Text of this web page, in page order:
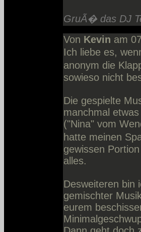
GruÃ� das DJ
Von Kevin am
Ich liebe es,
anonym die
sowieso nicht
Die gespielte
manchmal
("Nina" vom
hatte meinen
gewissen
alles.
Desweiteren bin
gemischter
eurem